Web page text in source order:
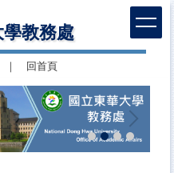
學教務處
回首頁